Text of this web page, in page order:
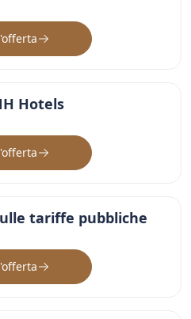
Hotels
tariffe pubbliche